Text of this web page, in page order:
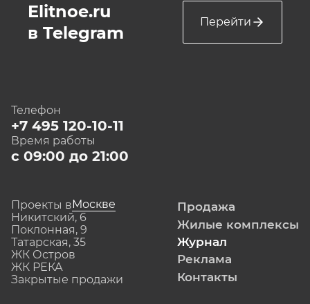
Elitnoe.ru
в Telegram
Перейти
Телефон
+7 495 120-10-11
Время работы
с 09:00 до 21:00
Проекты вМоскве
Никитский, 6
Поклонная, 9
Татарская, 35
ЖК Остров
ЖК РЕКА
Закрытые продажи
Продажа
Жилые комплексы
Журнал
Реклама
Контакты